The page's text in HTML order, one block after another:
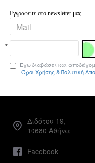
Εγγραφείτε στο newsletter μας.
Έχω διαβάσει και
Όροι Χρήσης & Πολιτική
Διδότου 19,
10680 Αθήνα
Facebook